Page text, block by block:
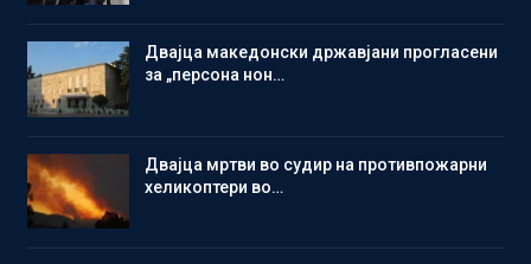
Двајца македонски државјани прогласени
за „персона нон…
Двајца мртви во судир на противпожарни
хеликоптери во…